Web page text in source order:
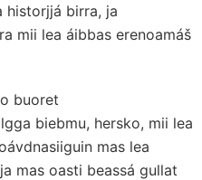
historjjá birra, ja
mii lea áibbas erenoamáš
buoret
biebmu, hersko, mii lea
mas lea
mas oasti beassá gullat